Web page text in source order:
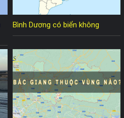
Bình Dương có biển không